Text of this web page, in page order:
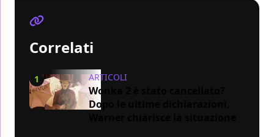
Correlati
1 ARTICOLI
Wonka 2 è stato cancellato?
Dopo le ultime dichiarazioni,